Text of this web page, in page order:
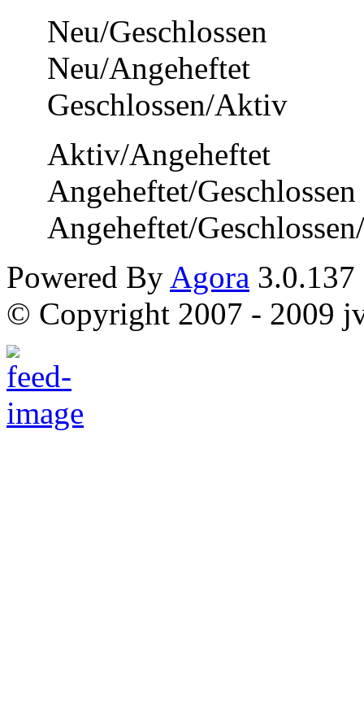
Neu/Geschlossen
Neu/Angeheftet
Geschlossen/Aktiv
Aktiv/Angeheftet
Angeheftet/Geschlossen
Angeheftet/
Powered By Agora 3.0.137
© Copyright 2007 - 2009